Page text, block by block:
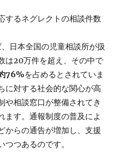
するネグレクトの相談件数
日本全国の児童相談所が扱
は20万件を超え、その中で
76%を占めるとされていま
に対する社会的な関心が高
や相談窓口が整備されてき
ます。通報制度の普及によ
からの通告が増加し、支援
つあるのです。